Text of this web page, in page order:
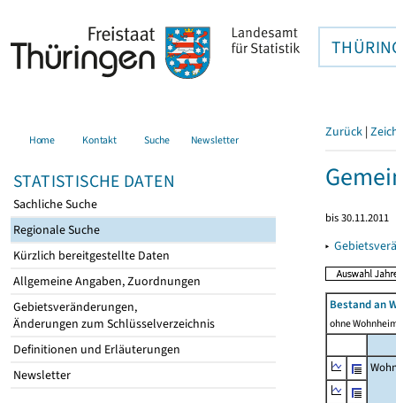
Home Kontakt Suche Newsletter
STATISTISCHE DATEN
Sachliche Suche
Regionale Suche
Kürzlich bereitgestellte Daten
Allgemeine Angaben, Zuordnungen
Gebietsveränderungen,
Änderungen zum Schlüsselverzeichnis
Definitionen und Erläuterungen
Newsletter
Zurück |
bis 30.11.2011
▸
Bestand an
ohne